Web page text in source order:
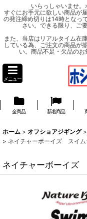
いらっしゃいませ。
すぐにお手元に欲しい商品が
の発注締め切りは14時となっ
さい。できる限り、ご
また、当店はリアルタイム在
している為、ご注文の商品が
い。商品不足・欠品のお
メニュー
全商品 新着商品
ホーム > オフショアジギング >
> ネイチャーボーイズ スイム
ネイチャーボーイズ